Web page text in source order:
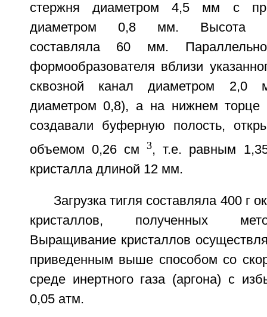
стержня диаметром 4,5 мм с
диаметром 0,8 мм. Высота
составляла 60 мм.
формообразователя вблизи
сквозной канал диаметром 2,0
диаметром 0,8), а на нижнем торце
создавали буферную полость,
объемом 0,26 см 3, т.е. равным
кристалла длиной 12 мм.
Загрузка тигля составляла 400 г
кристаллов, полученных
Выращивание кристаллов
приведенным выше способом со
среде инертного газа (аргона) с
0,05 атм.